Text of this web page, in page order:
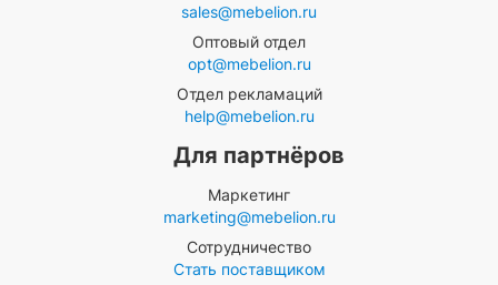
sales@mebelion.ru
Оптовый отдел
opt@mebelion.ru
Отдел рекламаций
help@mebelion.ru
Для партнёров
Маркетинг
marketing@mebelion.ru
Сотрудничество
Стать поставщиком